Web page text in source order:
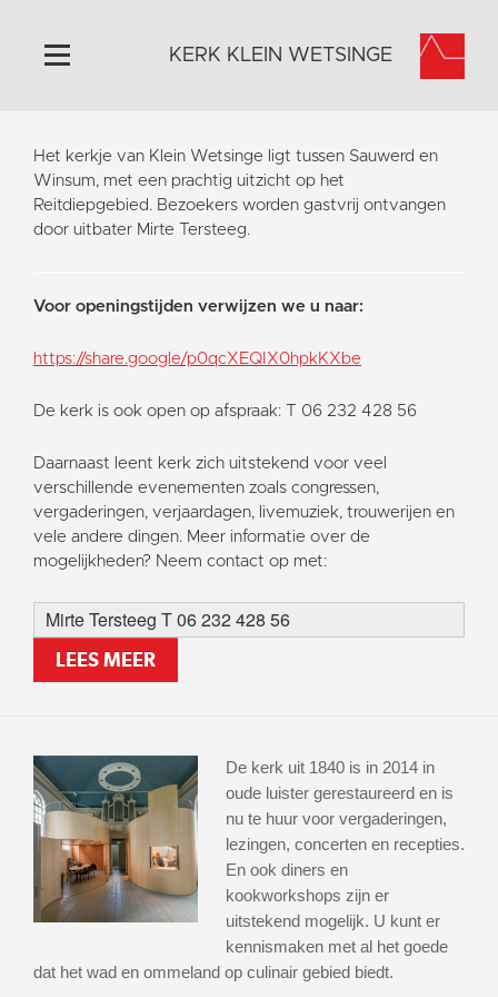
Home
Algemeen
Historie
Contact
Vaktaal
KERK KLEIN WETSINGE
Het kerkje van Klein Wetsinge ligt tussen Sauwerd en
Winsum, met een prachtig uitzicht op het
Reitdiepgebied. Bezoekers worden gastvrij ontvangen
door uitbater Mirte Tersteeg.
Voor openingstijden verwijzen we u naar:
https://share.google/p0qcXEQIX0hpkKXbe
De kerk is ook open op afspraak: T 06 232 428 56
Daarnaast leent kerk zich uitstekend voor veel
verschillende evenementen zoals congressen,
vergaderingen, verjaardagen, livemuziek, trouwerijen en
vele andere dingen. Meer informatie over de
mogelijkheden? Neem contact op met:
Mirte Tersteeg T 06 232 428 56
LEES MEER
De kerk uit 1840 is in 2014 in
oude luister gerestaureerd en is
nu te huur voor vergaderingen,
lezingen, concerten en recepties.
En ook diners en
kookworkshops zijn er
uitstekend mogelijk. U kunt er
kennismaken met al het goede
dat het wad en ommeland op culinair gebied biedt.